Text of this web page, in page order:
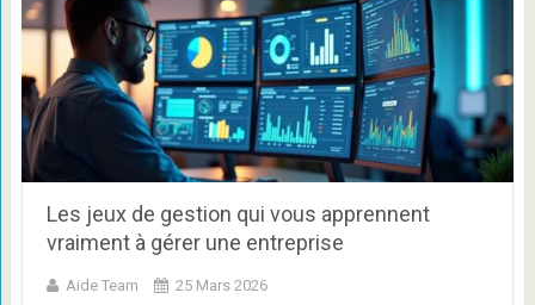
Les jeux de gestion qui vous apprennent
vraiment à gérer une entreprise
Aide Team 25 Mars 2026